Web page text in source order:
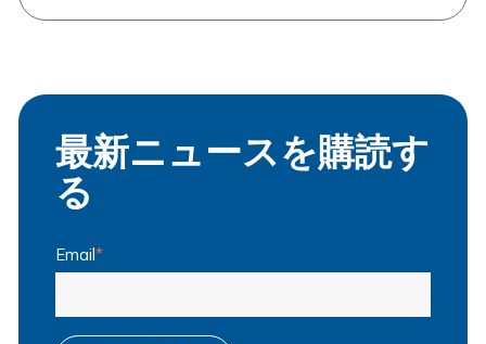
最新ニュースを購読す
る
Email *